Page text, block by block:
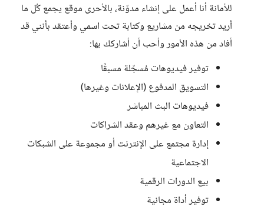
للأمانة أنا أعمل على إنشاء مدوّنة، بالأحرى موقع يجمع كُل ما
أريد تخريجه من مشاريع وكتابة تحت اسمي وأعتقد بأنني قد
أفاد من هذه الأمور وأحب أن أشاركك بها:
توفير فيديوهات مُسجّلة مسبقًا
التسويق المدفوع (الإعلانات وغيرها)
فيديوهات البث المباشر
التعاون مع غيرهم وعقد الشراكات
إدارة مجتمع على الإنترنت أو مجموعة على الشبكات
الاجتماعية
بيع الدورات الرقمية
توفير أداة مجانية